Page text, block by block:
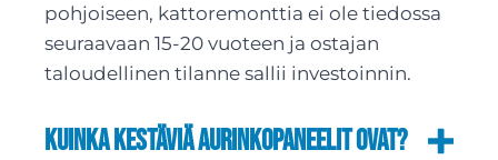
pohjoiseen, kattoremonttia ei ole tiedossa
seuraavaan 15-20 vuoteen ja ostajan
taloudellinen tilanne sallii investoinnin.
Kuinka kestäviä aurinkopaneelit ovat?